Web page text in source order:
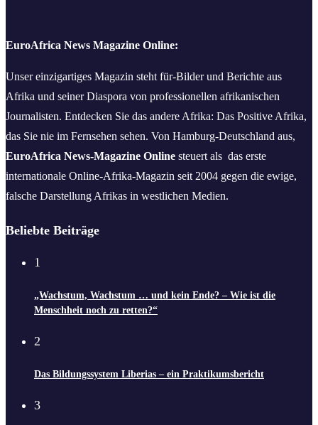
EuroAfrica News Magazine Online:
Unser einzigartiges Magazin steht für-Bilder und Berichte aus
Afrika und seiner Diaspora von professionellen afrikanischen
Journalisten. Entdecken Sie das andere Afrika: Das Positive Afrika,
das Sie nie im Fernsehen sehen. Von Hamburg-Deutschland aus,
EuroAfrica News-Magazine Online steuert als das erste
internationale Online-Afrika-Magazin seit 2004 gegen die ewige,
falsche Darstellung Afrikas in westlichen Medien.
Beliebte Beiträge
1
„Wachstum, Wachstum … und kein Ende? – Wie ist die
Menschheit noch zu retten?“
2
Das Bildungssystem Liberias – ein Praktikumsbericht
3